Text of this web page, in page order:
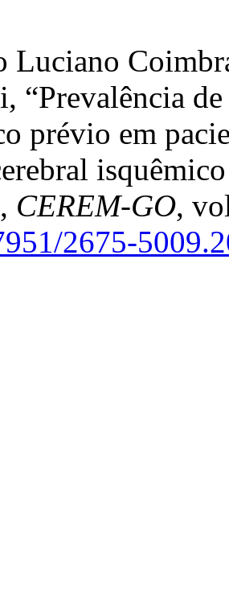
Luciano
“Prevalência
prévio em
CEREM-GO,
2675-